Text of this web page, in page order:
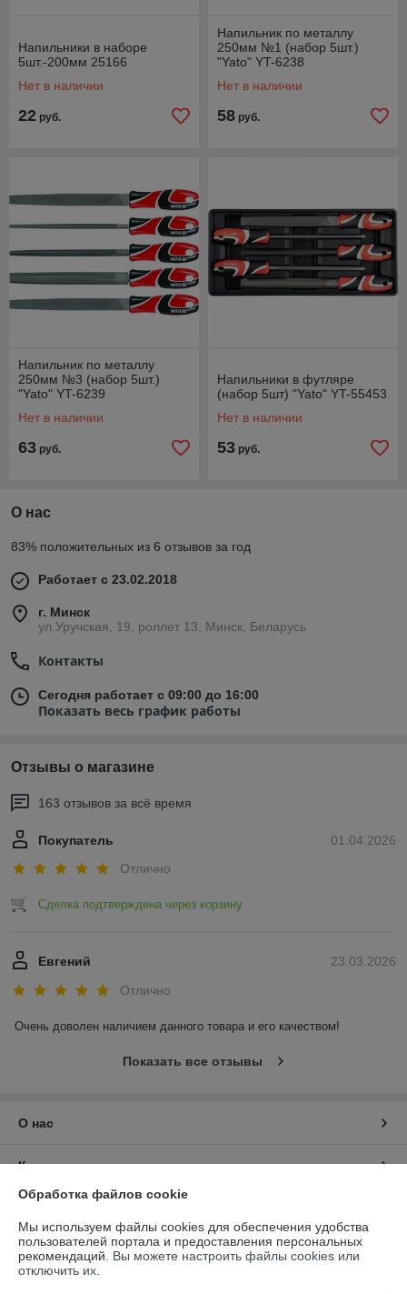
Напильники в наборе
5шт.-200мм 25166
Нет в наличии
22 руб.
Напильник по металлу
250мм №1 (набор 5шт.)
"Yato" YT-6238
Нет в наличии
58 руб.
Напильник по металлу
250мм №3 (набор 5шт.)
"Yato" YT-6239
Нет в наличии
63 руб.
Напильники в футляре
(набор 5шт) "Yato" YT-55453
Нет в наличии
53 руб.
О нас
83% положительных из 6 отзывов за год
Работает с 23.02.2018
г. Минск
ул.Уручская, 19, роллет 13, Минск, Беларусь
Контакты
Сегодня работает с 09:00 до 16:00
Показать весь график работы
Отзывы о магазине
163 отзывов за всё время
01.04.2026
Покупатель
Отлично
Сделка подтверждена через корзину
23.03.2026
Евгений
Отлично
Очень доволен наличием данного товара и его качеством!
Показать все отзывы
О нас
Контакты
График работы
Обработка файлов cookie
Мы используем файлы cookies для обеспечения удобства
пользователей портала и предоставления персональных
рекомендаций. Вы можете настроить файлы cookies или
отключить их.